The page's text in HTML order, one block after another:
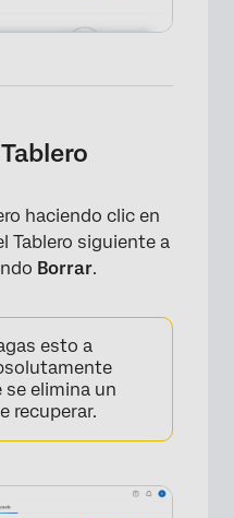
haciendo clic en
Tablero siguiente a
Borrar.
esto a
se elimina un
recuperar.